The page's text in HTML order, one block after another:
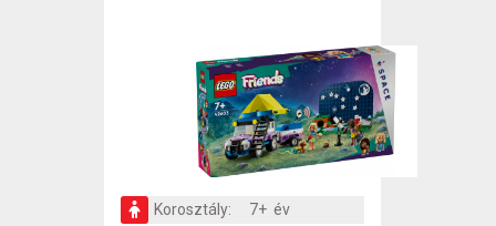
Korosztály:
7+ év